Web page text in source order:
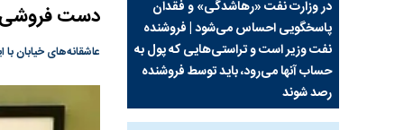
دست فروشی ۳ بازیگر زن مطرح در متروی تهران + عکس
عاشقانه‌های خیابان
در وزارت نفت «رهاشدگی» و فقدان
پاسخگویی احساس می‌شود | فروشنده
نفت وزیر است و تراستی‌هایی که پول به
حساب آنها می‌رود، باید توسط فروشنده
رصد شوند
چرا رویای آمریکایی
نابودی محور